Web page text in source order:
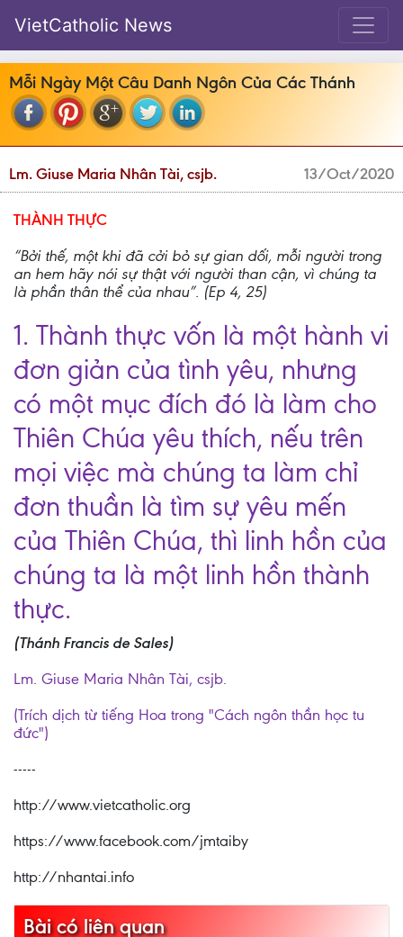
VietCatholic News
Mỗi Ngày Một Câu Danh Ngôn Của Các Thánh
Lm. Giuse Maria Nhân Tài, csjb. 13/Oct/2020
THÀNH THỰC
“Bởi thế, một khi đã cởi bỏ sự gian dối, mỗi người trong
an hem hãy nói sự thật với người than cận, vì chúng ta
là phần thân thể của nhau”. (Ep 4, 25)
1. Thành thực vốn là một hành vi
đơn giản của tình yêu, nhưng
có một mục đích đó là làm cho
Thiên Chúa yêu thích, nếu trên
mọi việc mà chúng ta làm chỉ
đơn thuần là tìm sự yêu mến
của Thiên Chúa, thì linh hồn của
chúng ta là một linh hồn thành
thực.
(Thánh Francis de Sales)
Lm. Giuse Maria Nhân Tài, csjb.
(Trích dịch từ tiếng Hoa trong "Cách ngôn thần học tu
đức")
-----
http://www.vietcatholic.org
https://www.facebook.com/jmtaiby
http://nhantai.info
Bài có liên quan